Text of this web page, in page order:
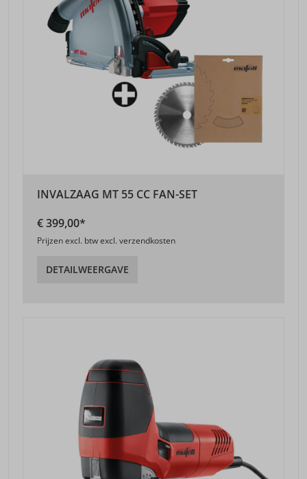
INVALZAAG MT 55 CC FAN-SET
€ 399,00*
Prijzen excl. btw excl. verzendkosten
DETAILWEERGAVE